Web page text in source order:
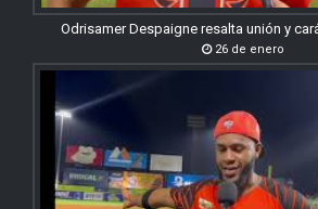
Odrisamer Despaigne resalta unión y
26 de enero